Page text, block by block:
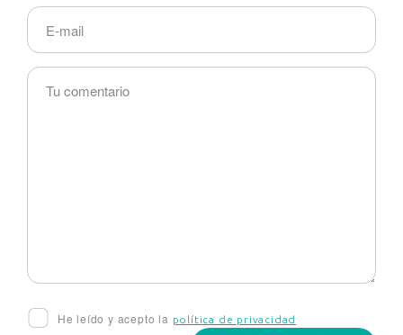
He leído y acepto la política de privacidad